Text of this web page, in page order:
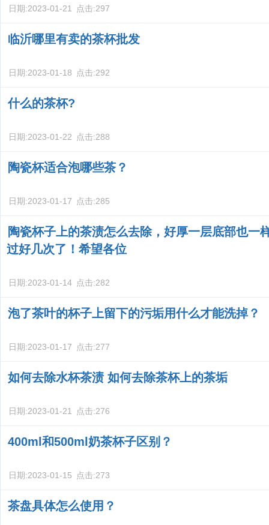
日期:2023-01-21 点击:297
临沂哪里有卖的茶杯批发
日期:2023-01-18 点击:292
什么的茶杯?
日期:2023-01-22 点击:288
陶瓷杯适合泡哪些茶？
日期:2023-01-17 点击:285
陶瓷杯子上的茶渍怎么去除，好厚一层底部也一
过好几次了！希望各位
日期:2023-01-14 点击:282
泡了茶叶的杯子上留下的污垢用什么才能洗掉？
日期:2023-01-17 点击:277
如何去除水杯茶渍 如何去除茶杯上的茶垢
日期:2023-01-21 点击:276
400ml和500ml奶茶杯子区别？
日期:2023-01-15 点击:273
茶盘具体怎么使用？